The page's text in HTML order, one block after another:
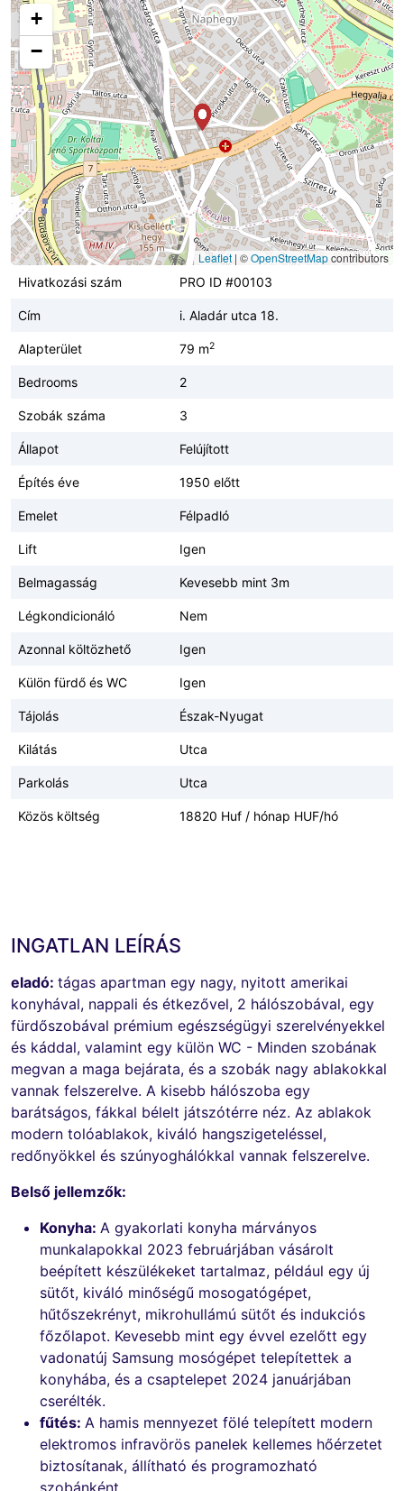
+
−
Leaflet | ©OpenStreetMapcontributors
Hivatkozási szám
PRO ID #00103
Cím i. Aladár utca 18.
Alapterület 79 m2
Bedrooms 2
Szobák száma 3
Állapot Felújított
Építés éve 1950 előtt
Emelet Félpadló
Lift Igen
Belmagasság Kevesebb mint 3m
Légkondicionáló Nem
Azonnal költözhető Igen
Külön fürdő és WC Igen
Tájolás Észak-Nyugat
Kilátás Utca
Parkolás Utca
Közös költség 18820 Huf / hónap HUF/hó
INGATLAN LEÍRÁS
eladó: tágas apartman egy nagy, nyitott amerikai
konyhával, nappali és étkezővel, 2 hálószobával, egy
fürdőszobával prémium egészségügyi szerelvényekkel
és káddal, valamint egy külön WC - Minden szobának
megvan a maga bejárata, és a szobák nagy ablakokkal
vannak felszerelve. A kisebb hálószoba egy
barátságos, fákkal bélelt játszótérre néz. Az ablakok
modern tolóablakok, kiváló hangszigeteléssel,
redőnyökkel és szúnyoghálókkal vannak felszerelve.
Belső jellemzők:
Konyha: A gyakorlati konyha márványos
munkalapokkal 2023 februárjában vásárolt
beépített készülékeket tartalmaz, például egy új
sütőt, kiváló minőségű mosogatógépet,
hűtőszekrényt, mikrohullámú sütőt és indukciós
főzőlapot. Kevesebb mint egy évvel ezelőtt egy
vadonatúj Samsung mosógépet telepítettek a
konyhába, és a csaptelepet 2024 januárjában
cserélték.
fűtés: A hamis mennyezet fölé telepített modern
elektromos infravörös panelek kellemes hőérzetet
biztosítanak, állítható és programozható
szobánként.